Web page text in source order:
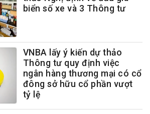
biển số xe và 3 Thông tư
VNBA lấy ý kiến dự thảo
Thông tư quy định việc
ngân hàng thương mại có cổ
đông sở hữu cổ phần vượt
tỷ lệ